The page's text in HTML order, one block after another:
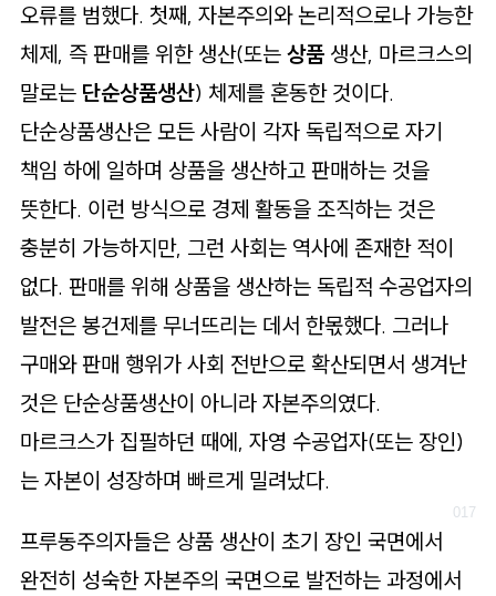
오류를 범했다. 첫째, 자본주의와 논리적으로나 가능한
체제, 즉 판매를 위한 생산(또는 상품생산, 마르크스의
말로는 단순상품생산) 체제를 혼동한 것이다.
단순상품생산은 모든 사람이 각자 독립적으로 자기
책임 하에 일하며 상품을 생산하고 판매하는 것을
뜻한다. 이런 방식으로 경제 활동을 조직하는 것은
충분히 가능하지만, 그런 사회는 역사에 존재한 적이
없다. 판매를 위해 상품을 생산하는 독립적 수공업자의
발전은 봉건제를 무너뜨리는 데서 한몫했다. 그러나
구매와 판매 행위가 사회 전반으로 확산되면서 생겨난
것은 단순상품생산이 아니라 자본주의였다.
마르크스가 집필하던 때에, 자영 수공업자(또는 장인)
는 자본이 성장하며 빠르게 밀려났다.
프루동주의자들은 상품 생산이 초기 장인 국면에서
완전히 성숙한 자본주의 국면으로 발전하는 과정에서